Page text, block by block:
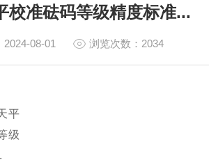
校准砝码等级精度标准...
2024-08-01 浏览次数：2034
平
级